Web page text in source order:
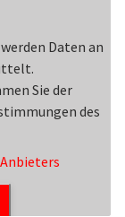
Daten an
Sie der
des